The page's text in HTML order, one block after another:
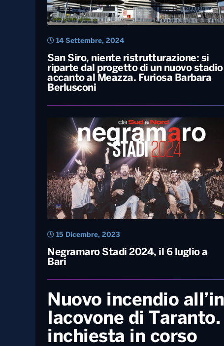
San Siro, niente ristrutturazione: si
riparte dal progetto di un nuovo stadio
accanto al Meazza. Furiosa Barbara
Berlusconi
14 Settembre, 2024
Negramaro Stadi 2024, il 6 luglio a
Bari
15 Dicembre, 2023
Nuovo incendio
Iacovone di
inchiesta in corso